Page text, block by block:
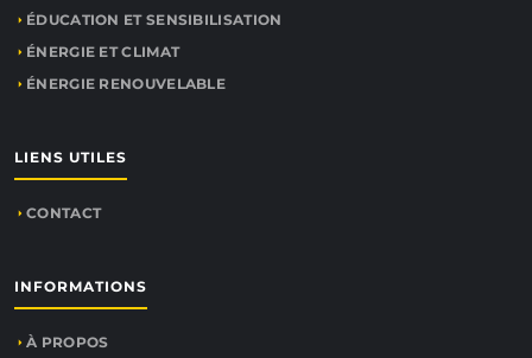
ÉDUCATION ET SENSIBILISATION
ÉNERGIE ET CLIMAT
ÉNERGIE RENOUVELABLE
LIENS UTILES
CONTACT
INFORMATIONS
À PROPOS